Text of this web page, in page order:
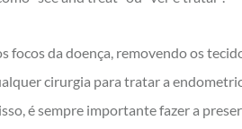
focos da doença, removendo os
cirurgia para tratar a
é sempre importante fazer a